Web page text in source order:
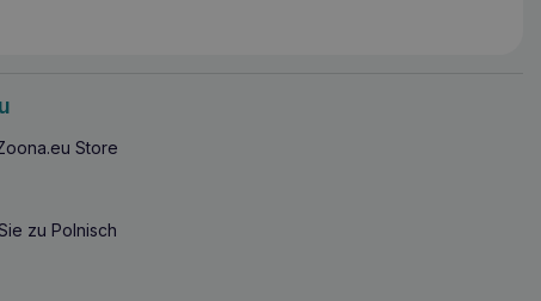
Store
zu Polnisch